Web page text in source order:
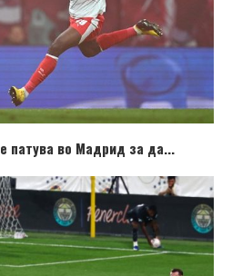
патува во Мадрид за да...